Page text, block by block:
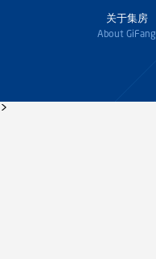
关于集房
About GiFang
>